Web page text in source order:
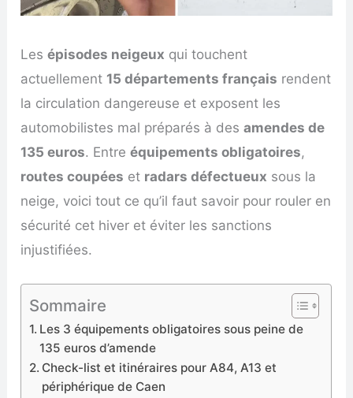
Lesépisodes neigeux qui touchent
actuellement 15 départements français rendent
la circulation dangereuse et exposent les
automobilistes mal préparés à desamendes de
135 euros. Entreéquipements obligatoires,
routes coupées et radars défectueux sous la
neige, voici tout ce qu’il faut savoir pour rouler en
sécurité cet hiver et éviter les sanctions
injustifiées.
Sommaire
Les 3 équipements obligatoires sous peine de
135 euros d’amende
Check-list et itinéraires pour A84, A13 et
périphérique de Caen